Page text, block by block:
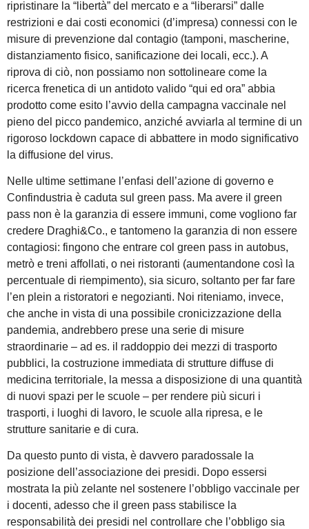
ripristinare la “libertà” del mercato e a “liberarsi” dalle
restrizioni e dai costi economici (d’impresa) connessi con le
misure di prevenzione dal contagio (tamponi, mascherine,
distanziamento fisico, sanificazione dei locali, ecc.). A
riprova di ciò, non possiamo non sottolineare come la
ricerca frenetica di un antidoto valido “qui ed ora” abbia
prodotto come esito l’avvio della campagna vaccinale nel
pieno del picco pandemico, anziché avviarla al termine di un
rigoroso lockdown capace di abbattere in modo significativo
la diffusione del virus.
Nelle ultime settimane l’enfasi dell’azione di governo e
Confindustria è caduta sul green pass. Ma avere il green
pass non è la garanzia di essere immuni, come vogliono far
credere Draghi&Co., e tantomeno la garanzia di non essere
contagiosi: fingono che entrare col green pass in autobus,
metrò e treni affollati, o nei ristoranti (aumentandone così la
percentuale di riempimento), sia sicuro, soltanto per far fare
l’en plein a ristoratori e negozianti. Noi riteniamo, invece,
che anche in vista di una possibile cronicizzazione della
pandemia, andrebbero prese una serie di misure
straordinarie – ad es. il raddoppio dei mezzi di trasporto
pubblici, la costruzione immediata di strutture diffuse di
medicina territoriale, la messa a disposizione di una quantità
di nuovi spazi per le scuole – per rendere più sicuri i
trasporti, i luoghi di lavoro, le scuole alla ripresa, e le
strutture sanitarie e di cura.
Da questo punto di vista, è davvero paradossale la
posizione dell’associazione dei presidi. Dopo essersi
mostrata la più zelante nel sostenere l’obbligo vaccinale per
i docenti, adesso che il green pass stabilisce la
responsabilità dei presidi nel controllare che l’obbligo sia